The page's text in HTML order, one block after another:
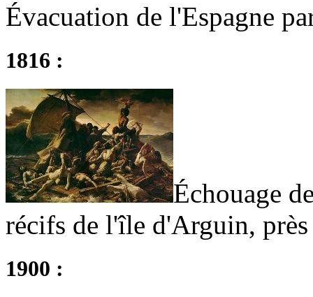
Évacuation de l'Espagne
1816 :
Échouage
récifs de l'île d'Arguin, près
1900 :